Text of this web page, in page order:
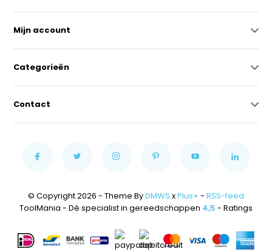
Mijn account
Categorieën
Contact
© Copyright 2026 - Theme ByDMWS xPlus+ - RSS-feed
ToolMania - Dé specialist in gereedschappen 4,5 - Ratings